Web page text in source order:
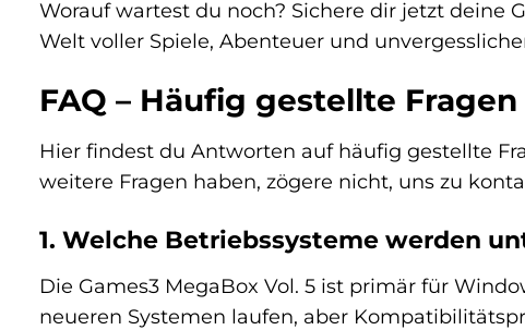
Worauf wartest du noch? Sichere dir jetzt deine
Welt voller Spiele, Abenteuer und
FAQ – Häufig gestellte
Hier findest du Antworten auf häufig gestellte
weitere Fragen haben, zögere nicht, uns zu
1. Welche Betriebssysteme werden
Die Games3 MegaBox Vol. 5 ist primär für
neueren Systemen laufen, aber